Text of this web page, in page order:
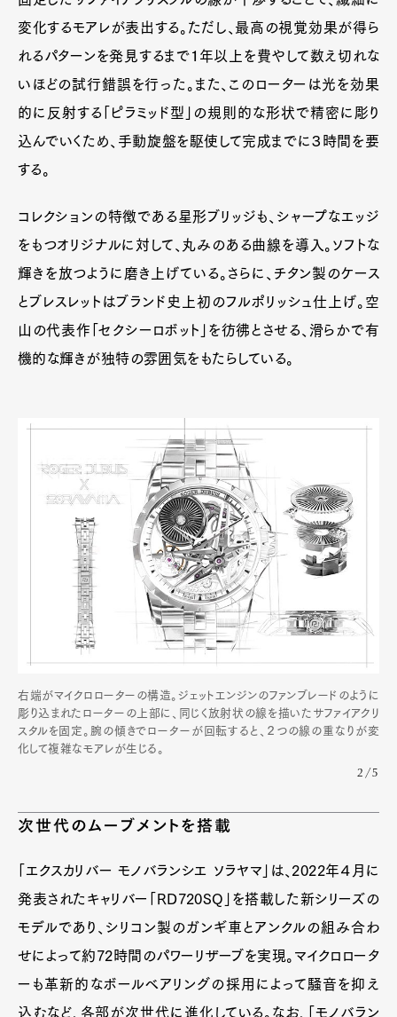
変化するモアレが表出する。ただし、最高の視覚効果が得ら
れるパターンを発見するまで１年以上を費やして数え切れな
いほどの試行錯誤を行った。また、このローターは光を効果
的に反射する「ピラミッド型」の規則的な形状で精密に彫り
込んでいくため、手動旋盤を駆使して完成までに３時間を要
する。
コレクションの特徴である星形ブリッジも、シャープなエッジ
をもつオリジナルに対して、丸みのある曲線を導入。ソフトな
輝きを放つように磨き上げている。さらに、チタン製のケース
とブレスレットはブランド史上初のフルポリッシュ仕上げ。空
山の代表作「セクシーロボット」を彷彿とさせる、滑らかで有
機的な輝きが独特の雰囲気をもたらしている。
右端がマイクロローターの構造。ジェットエンジンのファンブレードのように
彫り込まれたローターの上部に、同じく放射状の線を描いたサファイアクリ
スタルを固定。腕の傾きでローターが回転すると、２つの線の重なりが変
化して複雑なモアレが生じる。
2/5
次世代のムーブメントを搭載
「エクスカリバー モノバランシエ ソラヤマ」は、2022年４月に
発表されたキャリバー「RD720SQ」を搭載した新シリーズの
モデルであり、シリコン製のガンギ車とアンクルの組み合わ
せによって約72時間のパワーリザーブを実現。マイクロロータ
ーも革新的なボールベアリングの採用によって騒音を抑え
込むなど、各部が次世代に進化している。なお、「モノバラン